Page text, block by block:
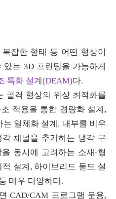
복잡한 형태 등 어떤 형상이
있는 3D 프린팅을 가능하게
특화 설계(DEAM)다.
골격 형상의 위상 최적화를
적용을 통한 경량화 설계 ,
일체화 설계 , 내부를 비우
각 채널을 추가하는 냉각 구
을 동시에 고려하는 소재-형
설계 ,하이브리드 몰드 설
매우 다양하다.
CAD/CAM 프로그램 운용,